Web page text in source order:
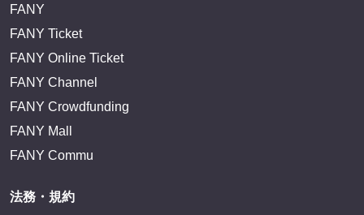
FANY
FANY Ticket
FANY Online Ticket
FANY Channel
FANY Crowdfunding
FANY Mall
FANY Commu
法務・規約